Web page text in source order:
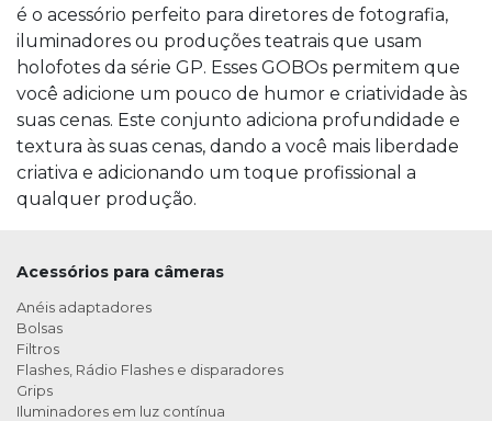
é o acessório perfeito para diretores de fotografia,
iluminadores ou produções teatrais que usam
holofotes da série GP. Esses GOBOs permitem que
você adicione um pouco de humor e criatividade às
suas cenas. Este conjunto adiciona profundidade e
textura às suas cenas, dando a você mais liberdade
criativa e adicionando um toque profissional a
qualquer produção.
Acessórios para câmeras
Anéis adaptadores
Bolsas
Filtros
Flashes, Rádio Flashes e disparadores
Grips
Iluminadores em luz contínua